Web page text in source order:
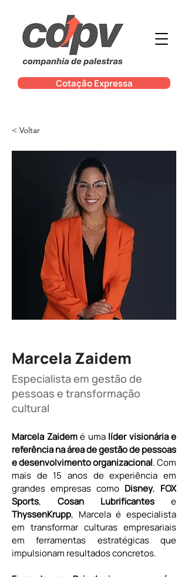
Cotação Expressa
< Voltar
Marcela Zaidem
Especialista em gestão de
pessoas e transformação
cultural
Marcela Zaidem é uma líder visionária e
referência na área de gestão de pessoas
e desenvolvimento organizacional. Com
mais de 15 anos de experiência em
grandes empresas como Disney, FOX
Sports, Cosan Lubrificantes
ThyssenKrupp, Marcela é especialista
em transformar culturas empresariais
em ferramentas estratégicas que
impulsionam resultados concretos.